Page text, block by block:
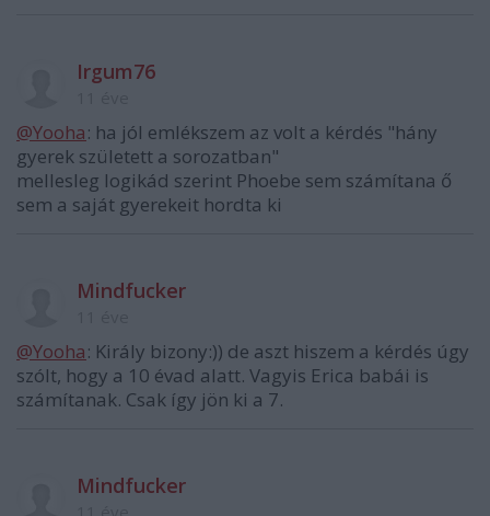
Irgum76
@Yooha: ha jól emlékszem az volt a kérdés "hány
gyerek született a sorozatban"
mellesleg logikád szerint Phoebe sem számítana ő
sem a saját gyerekeit hordta ki
Mindfucker
@Yooha: Király bizony:)) de aszt hiszem a kérdés úgy
szólt, hogy a 10 évad alatt. Vagyis Erica babái is
számítanak. Csak így jön ki a 7.
Mindfucker